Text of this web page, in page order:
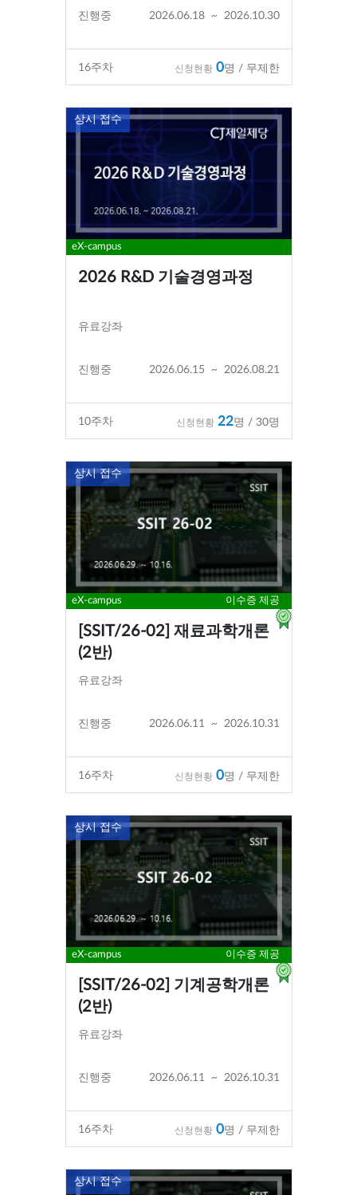
진행중 2026.06.18~ 2026.10.30
16주차 신청현황 0명 / 무제한
상시 접수
eX-campus
2026 R&D 기술경영과정
유료강좌
진행중 2026.06.15 ~ 2026.08.21
10주차 신청현황 22명 / 30명
상시 접수
eX-campus 이수증 제공
[SSIT/26-02] 재료과학개론
(2반)
유료강좌
진행중 2026.06.11 ~ 2026.10.31
16주차 신청현황 0명 / 무제한
상시 접수
eX-campus 이수증 제공
[SSIT/26-02] 기계공학개론
(2반)
유료강좌
진행중 2026.06.11 ~ 2026.10.31
16주차 신청현황 0명 / 무제한
상시 접수